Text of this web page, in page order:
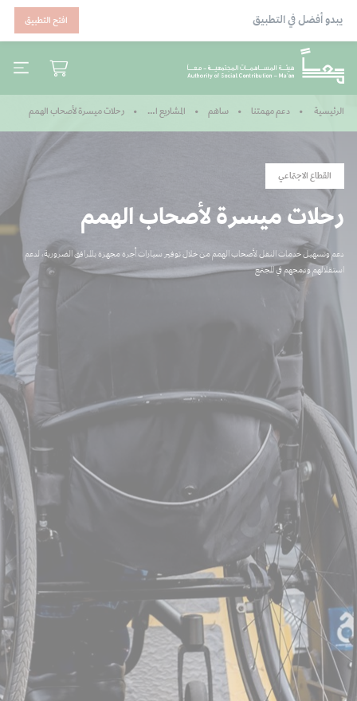
يبدو أفضل في التطبيق افتح التطبيق
الرئيسية دعم مهمتنا ساهم المشاريع المكتملة رحلات ميسرة لأصحاب الهمم
القطاع الاجتماعي
رحلات ميسرة لأصحاب الهمم
دعم وتسهيل خدمات النقل لأصحاب الهمم من خلال توفير سيارات أجرة مجهزة بالمرافق الضرورية، لدعم
استقلالهم ودمجهم في المجتمع